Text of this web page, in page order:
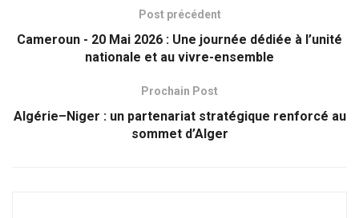
Post précédent
Cameroun - 20 Mai 2026 : Une journée dédiée à l’unité
nationale et au vivre-ensemble
Prochain Post
Algérie–Niger : un partenariat stratégique renforcé au
sommet d’Alger